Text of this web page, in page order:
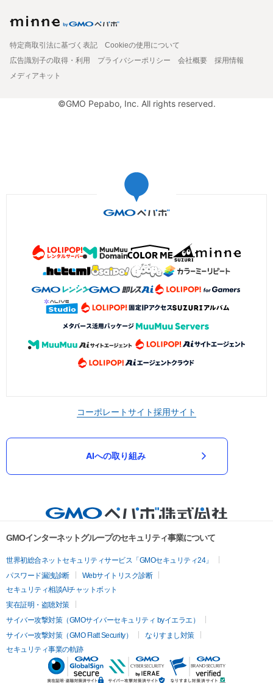
特定商取引法に基づく表記
Cookieの使用について
広告識別子の取得・利用
プライバシーポリシー 会社概要
採用情報
メディアキット
©GMO Pepabo, Inc. All rights reserved.
コーポレートサイト採用サイト
AIへの取り組み
GMOインターネットグループのセキュリティ事業について
世界初総合ネットセキュリティサービス「GMOセキュリティ24」
パスワード漏洩診断
Webサイトリスク診断
セキュリティ相談AIチャットボット
実在証明・盗聴対策
サイバー攻撃対策（GMOサイバーセキュリティ byイエラエ）
サイバー攻撃対策（GMO Flatt Security）
なりすまし対策
セキュリティ事業の軌跡